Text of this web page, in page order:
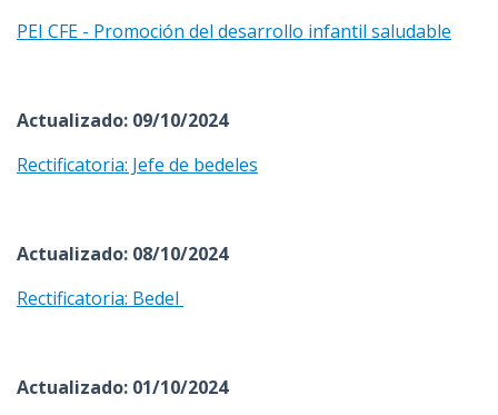
PEI CFE - Promoción del desarrollo infantil saludable
Actualizado: 09/10/2024
Rectificatoria: Jefe de bedeles
Actualizado: 08/10/2024
Rectificatoria: Bedel
Actualizado: 01/10/2024